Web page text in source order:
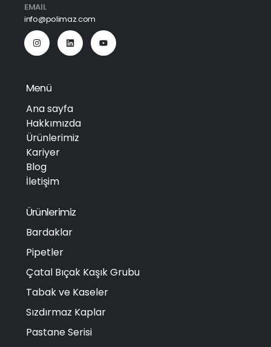
EMAIL
info@polimaz.com
Menü
Ana sayfa
Hakkımızda
Ürünlerimiz
Kariyer
Blog
İletişim
Ürünlerimiz
Bardaklar
Pipetler
Çatal Bıçak Kaşık Grubu
Tabak ve Kaseler
Sızdırmaz Kaplar
Pastane Serisi